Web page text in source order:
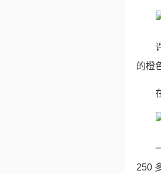
的橙
250